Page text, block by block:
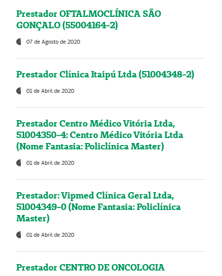
Prestador OFTALMOCLÍNICA SÃO
GONÇALO (55004164-2)
07 de Agosto de 2020
Prestador Clínica Itaipú Ltda (51004348-2)
01 de Abril de 2020
Prestador Centro Médico Vitória Ltda,
51004350-4: Centro Médico Vitória Ltda
(Nome Fantasia: Policlínica Master)
01 de Abril de 2020
Prestador: Vipmed Clínica Geral Ltda,
51004349-0 (Nome Fantasia: Policlínica
Master)
01 de Abril de 2020
Prestador CENTRO DE ONCOLOGIA